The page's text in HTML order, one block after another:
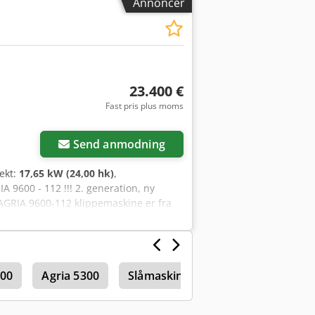
koster 400,- € i hele landet via
23.400 €
Fast pris plus moms
Send anmodning
17,65 kW (24,00 hk),
9600 - 112 !!! 2. generation, ny
9600-112 klippemaskine er fra
ifølge tælleren. Den er i
udsalgspris er 44.900,- €.
er muligt! Dcsdpfx Asv
- Finansiering/leasing kan
Agria 5300 Slåmaskine (landbrug)